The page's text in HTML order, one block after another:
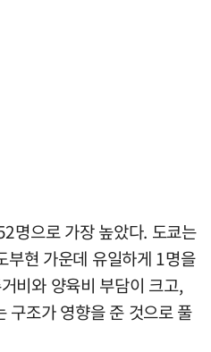
명으로 가장 높았다. 도쿄는
현 가운데 유일하게 1명을
비와 양육비 부담이 크고,
구조가 영향을 준 것으로 풀